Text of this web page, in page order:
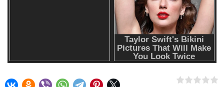
— как вымостить дорогу от массовой школы к «Моей
школе», «моей» — для ребенка, родителей, учителя? В
поисках ответов на эти вопросы автор книги обращается
в контексте проблем современного образования и